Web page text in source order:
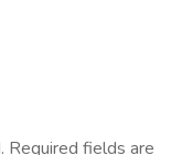
Required fields are